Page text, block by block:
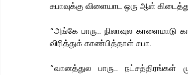
சுபாவுக்கு விளையாட ஒரு ஆள்
“அங்கே பாரு.. நிலாவுல காளைமாடு
விரித்துக் காண்பித்தாள் சுபா.
“வானத்துல பாரு.. நட்சத்திரங்கள்